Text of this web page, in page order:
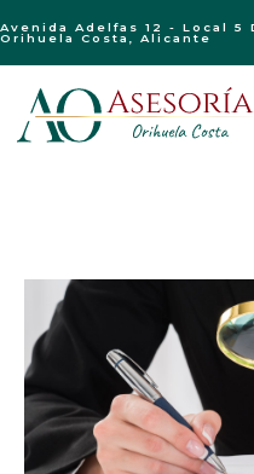
Avenida Adelfas 12 - Local 5
Orihuela Costa, Alicante